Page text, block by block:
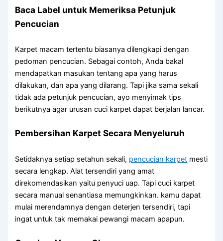
Baca Label untuk Memeriksa Petunjuk
Pencucian
Karpet macam tertentu biasanya dilengkapi dengan
pedoman pencucian. Sebagai contoh, Anda bakal
mendapatkan masukan tentang apa yang harus
dilakukan, dan apa yang dilarang. Tapi jika sama sekali
tidak ada petunjuk pencucian, ayo menyimak tips
berikutnya agar urusan cuci karpet dapat berjalan lancar.
Pembersihan Karpet Secara Menyeluruh
Setidaknya setiap setahun sekali, pencucian karpet mesti
secara lengkap. Alat tersendiri yang amat
direkomendasikan yaitu penyuci uap. Tapi cuci karpet
secara manual senantiasa memungkinkan. kamu dapat
mulai merendamnya dengan deterjen tersendiri, tapi
ingat untuk tak memakai pewangi macam apapun.